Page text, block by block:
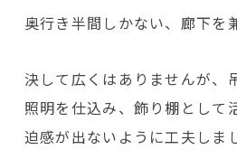
奥行き半間しかない、廊下を
決して広くはありませんが、
照明を仕込み、飾り棚として
迫感が出ないように工夫しま